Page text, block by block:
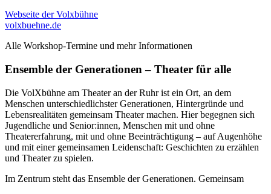
Webseite der Volxbühne
volxbuehne.de
Alle Workshop-Termine und mehr Informationen
Ensemble der Generationen – Theater für alle
Die VolXbühne am Theater an der Ruhr ist ein Ort, an dem
Menschen unterschiedlichster Generationen, Hintergründe und
Lebensrealitäten gemeinsam Theater machen. Hier begegnen sich
Jugendliche und Senior:innen, Menschen mit und ohne
Theatererfahrung, mit und ohne Beeinträchtigung – auf Augenhöhe
und mit einer gemeinsamen Leidenschaft: Geschichten zu erzählen
und Theater zu spielen.
Im Zentrum steht das Ensemble der Generationen. Gemeinsam